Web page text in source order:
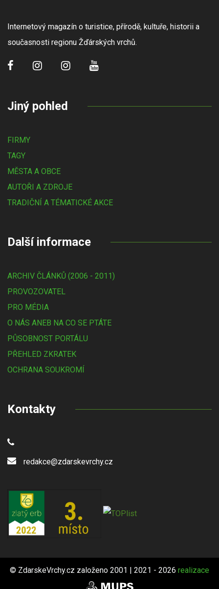
Internetový magazín o turistice, přírodě, kultuře, historii a
současnosti regionu Žďárských vrchů.
Jiný pohled
FIRMY
TAGY
MĚSTA A OBCE
AUTOŘI A ZDROJE
TRADIČNÍ A TÉMATICKÉ AKCE
Další informace
ARCHIV ČLÁNKŮ (2006 - 2011)
PROVOZOVATEL
PRO MÉDIA
O NÁS ANEB NA CO SE PTÁTE
PŮSOBNOST PORTÁLU
PŘEHLED ZKRATEK
OCHRANA SOUKROMÍ
Kontakty
redakce@zdarskevrchy.cz
© ZdarskeVrchy.cz založeno 2001 | 2021 - 2026 realizace